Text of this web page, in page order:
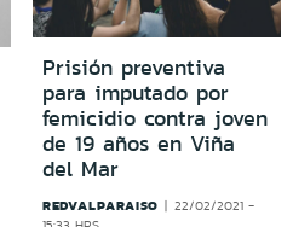
Prisión preventiva
para imputado por
femicidio contra joven
de 19 años en Viña
del Mar
REDVALPARAISO
22/02/2021 -